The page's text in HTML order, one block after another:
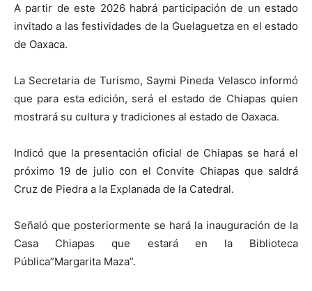
A partir de este 2026 habrá participación de un estado
invitado a las festividades de la Guelaguetza en el estado
de Oaxaca.
La Secretaria de Turismo, Saymi Pineda Velasco informó
que para esta edición, será el estado de Chiapas quien
mostrará su cultura y tradiciones al estado de Oaxaca.
Indicó que la presentación oficial de Chiapas se hará el
próximo 19 de julio con el Convite Chiapas que saldrá
Cruz de Piedra a la Explanada de la Catedral.
Señaló que posteriormente se hará la inauguración de la
Casa Chiapas que estará en la Biblioteca
Pública”Margarita Maza”.